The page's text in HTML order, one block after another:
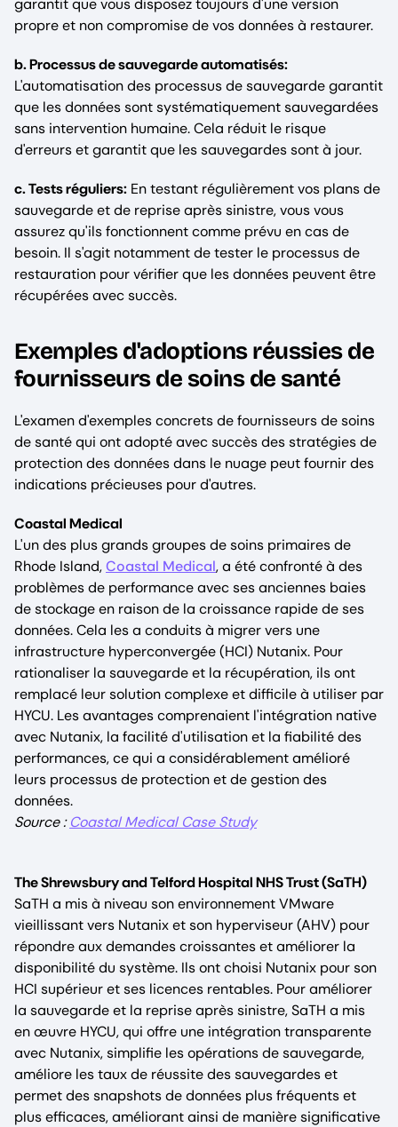
garantit que vous disposez toujours d'une version
propre et non compromise de vos données à restaurer.
b. Processus de sauvegarde automatisés:
L'automatisation des processus de sauvegarde garantit
que les données sont systématiquement sauvegardées
sans intervention humaine. Cela réduit le risque
d'erreurs et garantit que les sauvegardes sont à jour.
c. Tests réguliers: En testant régulièrement vos plans de
sauvegarde et de reprise après sinistre, vous vous
assurez qu'ils fonctionnent comme prévu en cas de
besoin. Il s'agit notamment de tester le processus de
restauration pour vérifier que les données peuvent être
récupérées avec succès.
Exemples d'adoptions réussies de
fournisseurs de soins de santé
L'examen d'exemples concrets de fournisseurs de soins
de santé qui ont adopté avec succès des stratégies de
protection des données dans le nuage peut fournir des
indications précieuses pour d'autres.
Coastal Medical
L'un des plus grands groupes de soins primaires de
Rhode Island,Coastal Medical, a été confronté à des
problèmes de performance avec ses anciennes baies
de stockage en raison de la croissance rapide de ses
données. Cela les a conduits à migrer vers une
infrastructure hyperconvergée (HCI) Nutanix. Pour
rationaliser la sauvegarde et la récupération, ils ont
remplacé leur solution complexe et difficile à utiliser par
HYCU. Les avantages comprenaient l'intégration native
avec Nutanix, la facilité d'utilisation et la fiabilité des
performances, ce qui a considérablement amélioré
leurs processus de protection et de gestion des
données.
Source :Coastal Medical Case Study
The Shrewsbury and Telford Hospital NHS Trust (SaTH)
SaTH a mis à niveau son environnement VMware
vieillissant vers Nutanix et son hyperviseur (AHV) pour
répondre aux demandes croissantes et améliorer la
disponibilité du système. Ils ont choisi Nutanix pour son
HCI supérieur et ses licences rentables. Pour améliorer
la sauvegarde et la reprise après sinistre, SaTH a mis
en œuvre HYCU, qui offre une intégration transparente
avec Nutanix, simplifie les opérations de sauvegarde,
améliore les taux de réussite des sauvegardes et
permet des snapshots de données plus fréquents et
plus efficaces, améliorant ainsi de manière significative